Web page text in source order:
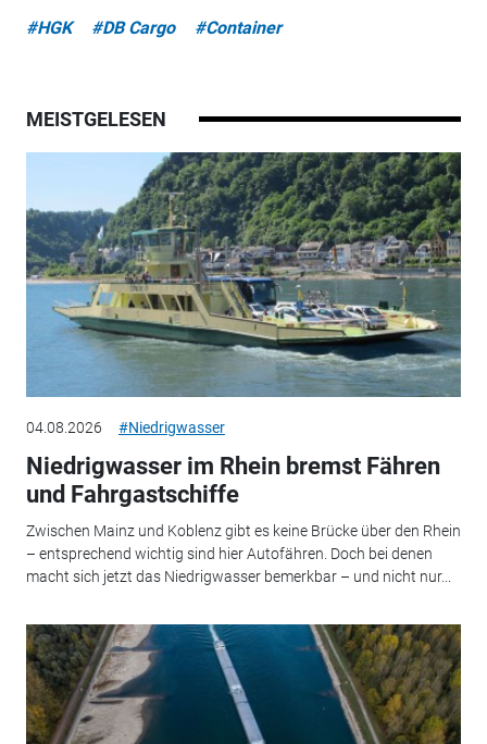
#HGK #DB Cargo #Container
MEISTGELESEN
04.08.2026 #Niedrigwasser
Niedrigwasser im Rhein bremst Fähren
und Fahrgastschiffe
Zwischen Mainz und Koblenz gibt es keine Brücke über den Rhein
– entsprechend wichtig sind hier Autofähren. Doch bei denen
macht sich jetzt das Niedrigwasser bemerkbar – und nicht nur...